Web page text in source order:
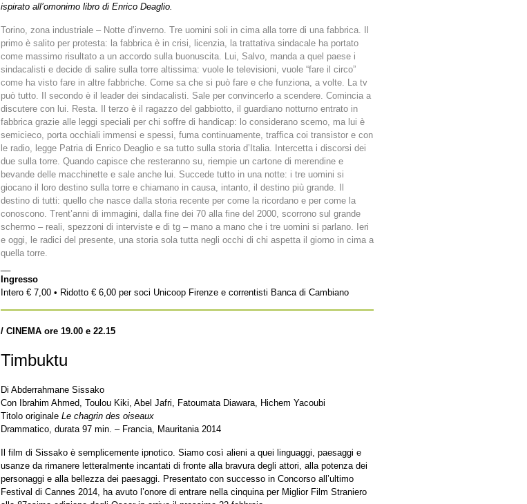
ispirato all’omonimo libro di Enrico Deaglio.
Torino, zona industriale – Notte d’inverno. Tre uomini soli in cima alla torre di una fabbrica. Il
primo è salito per protesta: la fabbrica è in crisi, licenzia, la trattativa sindacale ha portato
come massimo risultato a un accordo sulla buonuscita. Lui, Salvo, manda a quel paese i
sindacalisti e decide di salire sulla torre altissima: vuole le televisioni, vuole “fare il circo”
come ha visto fare in altre fabbriche. Come sa che si può fare e che funziona, a volte. La tv
può tutto. Il secondo è il leader dei sindacalisti. Sale per convincerlo a scendere. Comincia a
discutere con lui. Resta. Il terzo è il ragazzo del gabbiotto, il guardiano notturno entrato in
fabbrica grazie alle leggi speciali per chi soffre di handicap: lo considerano scemo, ma lui è
semicieco, porta occhiali immensi e spessi, fuma continuamente, traffica coi transistor e con
le radio, legge Patria di Enrico Deaglio e sa tutto sulla storia d’Italia. Intercetta i discorsi dei
due sulla torre. Quando capisce che resteranno su, riempie un cartone di merendine e
bevande delle macchinette e sale anche lui. Succede tutto in una notte: i tre uomini si
giocano il loro destino sulla torre e chiamano in causa, intanto, il destino più grande. Il
destino di tutti: quello che nasce dalla storia recente per come la ricordano e per come la
conoscono. Trent’anni di immagini, dalla fine dei 70 alla fine del 2000, scorrono sul grande
schermo – reali, spezzoni di interviste e di tg – mano a mano che i tre uomini si parlano. Ieri
e oggi, le radici del presente, una storia sola tutta negli occhi di chi aspetta il giorno in cima a
quella torre.
Ingresso
Intero € 7,00 • Ridotto € 6,00 per soci Unicoop Firenze e correntisti Banca di Cambiano
/ CINEMA ore 19.00 e 22.15
Timbuktu
Di Abderrahmane Sissako
Con Ibrahim Ahmed, Toulou Kiki, Abel Jafri, Fatoumata Diawara, Hichem Yacoubi
Titolo originale Le chagrin des oiseaux
Drammatico, durata 97 min. – Francia, Mauritania 2014
Il film di Sissako è semplicemente ipnotico. Siamo così alieni a quei linguaggi, paesaggi e
usanze da rimanere letteralmente incantati di fronte alla bravura degli attori, alla potenza dei
personaggi e alla bellezza dei paesaggi. Presentato con successo in Concorso all’ultimo
Festival di Cannes 2014, ha avuto l’onore di entrare nella cinquina per Miglior Film Straniero